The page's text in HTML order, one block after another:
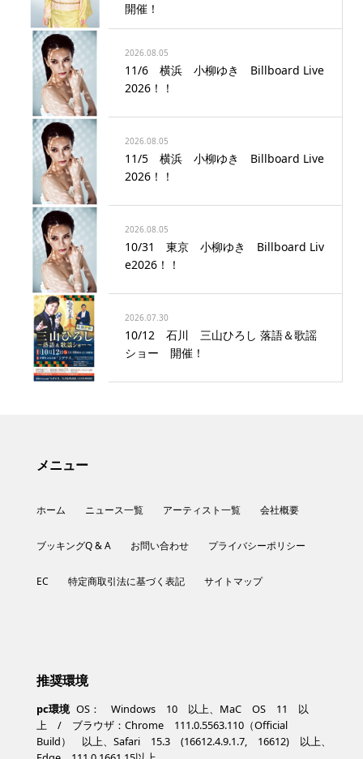
開催！
2026.08.05
11/6 横浜 小柳ゆき Billboard Live
2026！！
2026.08.05
11/5 横浜 小柳ゆき Billboard Live
2026！！
2026.08.05
10/31 東京 小柳ゆき Billboard Liv
e2026！！
2026.07.30
10/12 石川 三山ひろし 落語＆歌謡
ショー 開催！
メニュー
ホーム ニュース一覧 アーティスト一覧 会社概要
ブッキングQ & A お問い合わせ プライバシーポリシー
EC 特定商取引法に基づく表記 サイトマップ
推奨環境
pc環境 OS： Windows 10 以上、MaC OS 11 以
上 / ブラウザ：Chrome 111.0.5563.110（Official
Build） 以上、Safari 15.3 (16612.4.9.1.7, 16612) 以上、